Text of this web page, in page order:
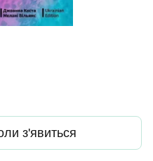
з'явиться